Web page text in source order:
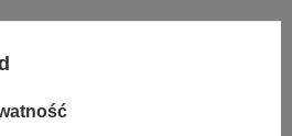
tkanek miękkich
naczyniowa